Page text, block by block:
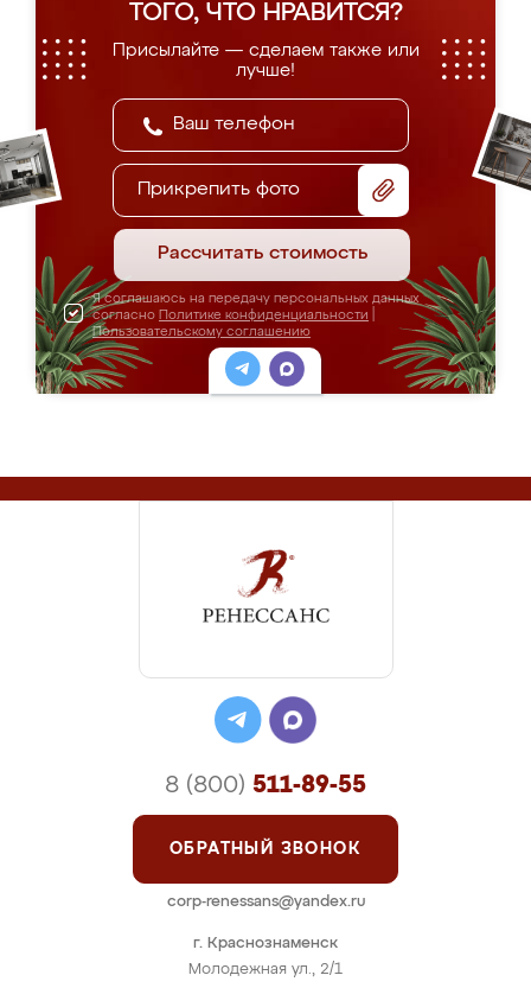
ТОГО, ЧТО НРАВИТСЯ?
Присылайте — сделаем также или
лучше!
Прикрепить фото
Рассчитать стоимость
Я соглашаюсь на передачу персональных данных
согласно Политике конфиденциальности
Пользовательскому соглашению
г. Краснознаменск
Молодежная ул., 2/1
8 (800) 511-89-55
ОБРАТНЫЙ ЗВОНОК
corp-renessans@yandex.ru